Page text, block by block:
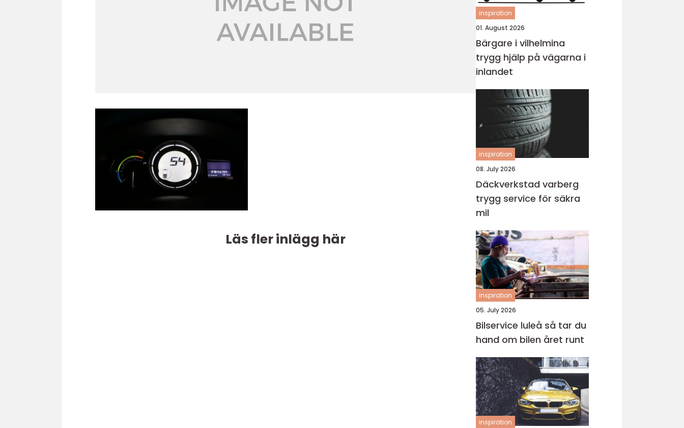
Läs fler inlägg här
inspiration
01. August 2026
Bärgare i vilhelmina
trygg hjälp på vägarna i
inlandet
inspiration
08. July 2026
Däckverkstad varberg
trygg service för säkra
mil
inspiration
05. July 2026
Bilservice luleå så tar du
hand om bilen året runt
inspiration